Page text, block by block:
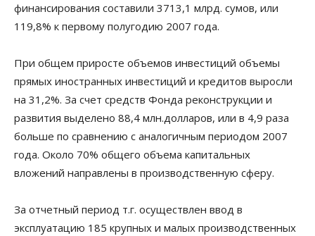
финансирования составили 3713,1 млрд. сумов, или
119,8% к первому полугодию 2007 года.
При общем приросте объемов инвестиций объемы
прямых иностранных инвестиций и кредитов выросли
на 31,2%. За счет средств Фонда реконструкции и
развития выделено 88,4 млн.долларов, или в 4,9 раза
больше по сравнению с аналогичным периодом 2007
года. Около 70% общего объема капитальных
вложений направлены в производственную сферу.
За отчетный период т.г. осуществлен ввод в
эксплуатацию 185 крупных и малых производственных